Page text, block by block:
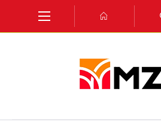
Przejdź do menu.
Przejdź do wyszukiwarki.
Przejdź do treści.
Przejdź do ustawień wielkości
Włącz wersję kontrastową